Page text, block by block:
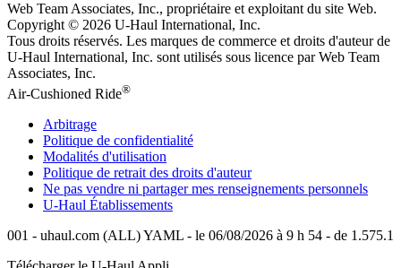
Web Team Associates, Inc., propriétaire et exploitant du site Web.
Copyright © 2026 U-Haul International, Inc.
Tous droits réservés. Les marques de commerce et droits d'auteur de
U-Haul International, Inc. sont utilisés sous licence par Web Team
Associates, Inc.
Air-Cushioned Ride®
Arbitrage
Politique de confidentialité
Modalités d'utilisation
Politique de retrait des droits d'auteur
Ne pas vendre ni partager mes renseignements personnels
U-Haul Établissements
001 - uhaul.com (ALL) YAML - le 06/08/2026 à 9 h 54 - de 1.575.1